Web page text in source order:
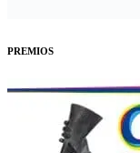
PREMIOS